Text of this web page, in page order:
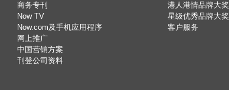
商务专刊
Now TV
Now.com及手机应用程序
网上推广
中国营销方案
刊登公司资料
港人港情品牌大奖
星级优秀品牌大奖
客户服务